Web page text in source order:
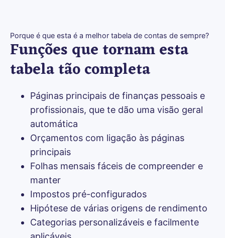
Porque é que esta é a melhor tabela de contas de sempre?
Funções que tornam esta
tabela tão completa
Páginas principais de finanças pessoais e
profissionais, que te dão uma visão geral
automática
Orçamentos com ligação às páginas
principais
Folhas mensais fáceis de compreender e
manter
Impostos pré-configurados
Hipótese de várias origens de rendimento
Categorias personalizáveis e facilmente